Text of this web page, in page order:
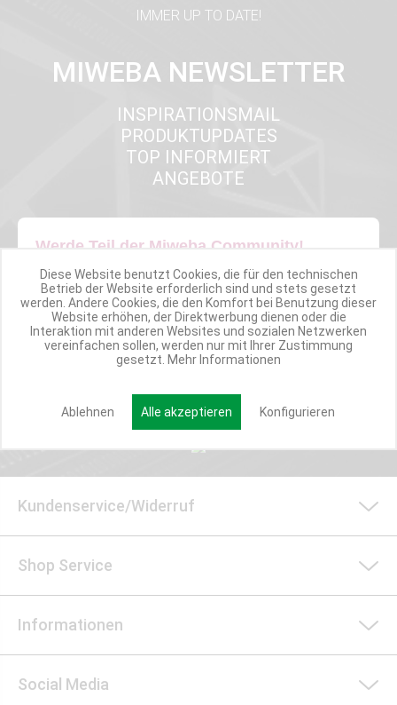
IMMER UP TO DATE!
MIWEBA NEWSLETTER
INSPIRATIONSMAIL
PRODUKTUPDATES
TOP INFORMIERT
ANGEBOTE
Werde Teil der Miweba Community!
Verpasse nie wieder exklusive Newsletter-Rabatte und Aktionen
E-MAIL*
Anmelden
Kundenservice/Widerruf
Shop Service
Informationen
Social Media
Diese Website benutzt Cookies, die für den technischen
Betrieb der Website erforderlich sind und stets gesetzt
werden. Andere Cookies, die den Komfort bei Benutzung dieser
Website erhöhen, der Direktwerbung dienen oder die
Interaktion mit anderen Websites und sozialen Netzwerken
vereinfachen sollen, werden nur mit Ihrer Zustimmung
gesetzt. Mehr Informationen
Ablehnen Alle akzeptieren Konfigurieren